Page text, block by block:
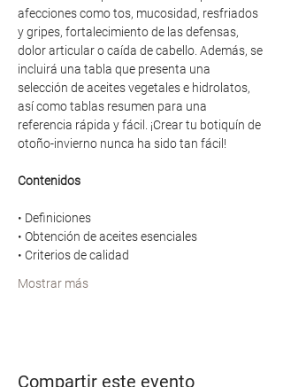
afecciones como tos, mucosidad, resfriados
y gripes, fortalecimiento de las defensas,
dolor articular o caída de cabello. Además, se
incluirá una tabla que presenta una
selección de aceites vegetales e hidrolatos,
así como tablas resumen para una
referencia rápida y fácil. ¡Crear tu botiquín de
otoño-invierno nunca ha sido tan fácil!
Contenidos
• Definiciones
• Obtención de aceites esenciales
• Criterios de calidad
Mostrar más
Compartir este evento